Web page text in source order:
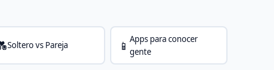
Soltero vs Pareja 📱 Apps para conocer
gente